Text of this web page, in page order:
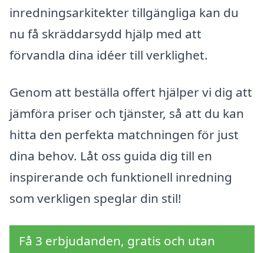
inredningsarkitekter tillgängliga kan du
nu få skräddarsydd hjälp med att
förvandla dina idéer till verklighet.
Genom att beställa offert hjälper vi dig att
jämföra priser och tjänster, så att du kan
hitta den perfekta matchningen för just
dina behov. Låt oss guida dig till en
inspirerande och funktionell inredning
som verkligen speglar din stil!
Få 3 erbjudanden, gratis och utan